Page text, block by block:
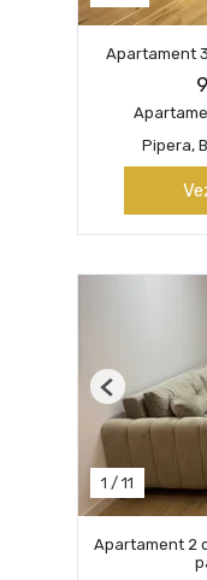
Apartament
Pipera,
1 / 11
Previous
Apartament 2